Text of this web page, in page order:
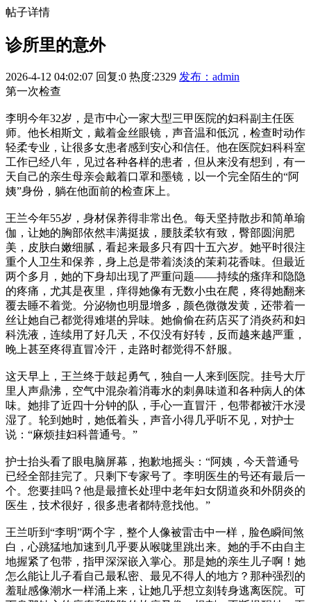
帖子详情
诊所里的意外
2026-4-12 04:02:07 回复:0 热度:2329 发布：admin
第一次检查
李明今年32岁，是市中心一家大型三甲医院的妇科副主任医
师。他长相斯文，戴着金丝眼镜，声音温和低沉，检查时动作
轻柔专业，让很多女患者感到安心和信任。他在医院妇科科室
工作已经八年，见过各种各样的患者，但从来没有想到，有一
天自己的亲生母亲会戴着口罩和墨镜，以一个完全陌生的“阿
姨”身份，躺在他面前的检查床上。
王兰今年55岁，身材保养得非常出色。每天坚持散步和简单瑜
伽，让她的胸部依然丰满挺拔，腰肢柔软有致，臀部圆润肥
美，皮肤白嫩细腻，看起来最多只有四十五六岁。她平时很注
重个人卫生和保养，身上总是带着淡淡的茉莉花香味。但最近
两个多月，她的下身却出现了严重问题——持续的瘙痒和隐隐
的疼痛，尤其是夜里，痒得她像有无数小虫在爬，疼得她翻来
覆去睡不着觉。分泌物也明显增多，颜色微微发黄，还带着一
丝让她自己都觉得难堪的异味。她偷偷在药店买了消炎药和妇
科洗液，连续用了好几天，不仅没有好转，反而越来越严重，
晚上甚至疼得直冒冷汗，走路时都觉得不舒服。
这天早上，王兰终于鼓起勇气，独自一人来到医院。挂号大厅
里人声鼎沸，空气中混杂着消毒水的刺鼻味道和各种病人的体
味。她排了近四十分钟的队，手心一直冒汗，包带都被汗水浸
湿了。轮到她时，她低着头，声音小得几乎听不见，对护士
说：“麻烦挂妇科普通号。”
护士抬头看了眼电脑屏幕，抱歉地摇头：“阿姨，今天普通号
已经全部挂完了。只剩下专家号了。李明医生的号还有最后一
个。您要挂吗？他是最擅长处理中老年妇女阴道炎和外阴炎的
医生，技术很好，很多患者都特意找他。”
王兰听到“李明”两个字，整个人像被雷击中一样，脸色瞬间煞
白，心跳猛地加速到几乎要从喉咙里跳出来。她的手不由自主
地握紧了包带，指甲深深嵌入掌心。那是她的亲生儿子啊！她
怎么能让儿子看自己最私密、最见不得人的地方？那种强烈的
羞耻感像潮水一样涌上来，让她几乎想立刻转身逃离医院。可